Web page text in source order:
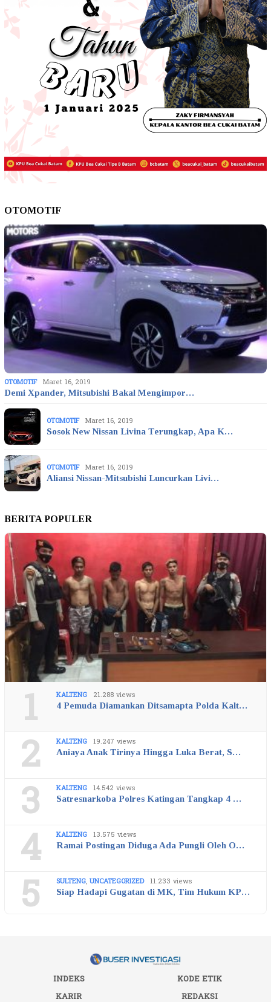
OTOMOTIF
OTOMOTIF Maret 16, 2019
Demi Xpander, Mitsubishi Bakal Mengimpor…
OTOMOTIF Maret 16, 2019
Sosok New Nissan Livina Terungkap, Apa K…
OTOMOTIF Maret 16, 2019
Aliansi Nissan-Mitsubishi Luncurkan Livi…
BERITA POPULER
1 KALTENG 21.288 views
4 Pemuda Diamankan Ditsamapta Polda Kalt…
2 KALTENG 19.247 views
Aniaya Anak Tirinya Hingga Luka Berat, S…
3 KALTENG 14.542 views
Satresnarkoba Polres Katingan Tangkap 4 …
4 KALTENG 13.575 views
Ramai Postingan Diduga Ada Pungli Oleh O…
5 SULTENG, UNCATEGORIZED 11.233 views
Siap Hadapi Gugatan di MK, Tim Hukum KP…
INDEKS
KODE ETIK
KARIR
REDAKSI